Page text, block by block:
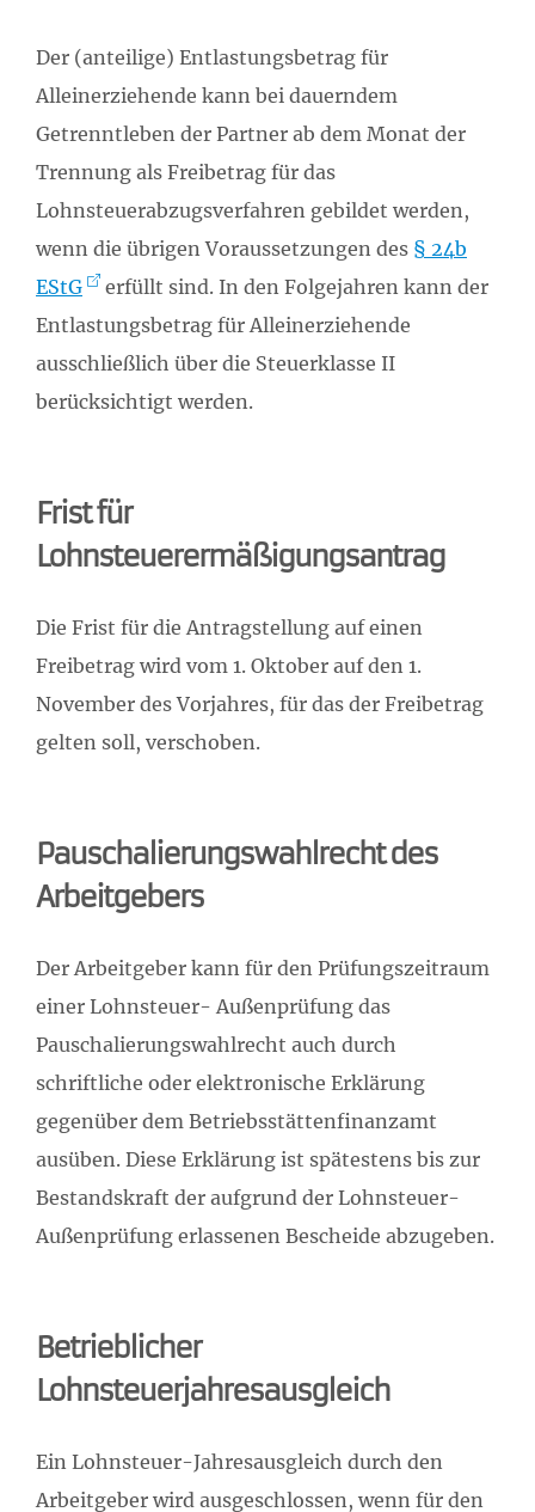
Der (anteilige) Entlastungsbetrag für
Alleinerziehende kann bei dauerndem
Getrenntleben der Partner ab dem Monat der
Trennung als Freibetrag für das
Lohnsteuerabzugsverfahren gebildet werden,
wenn die übrigen Voraussetzungen des § 24b
EStG
erfüllt sind. In den Folgejahren kann der
Entlastungsbetrag für Alleinerziehende
ausschließlich über die Steuerklasse II
berücksichtigt werden.
Frist für
Lohnsteuerermäßigungsantrag
Die Frist für die Antragstellung auf einen
Freibetrag wird vom 1. Oktober auf den 1.
November des Vorjahres, für das der Freibetrag
gelten soll, verschoben.
Pauschalierungswahlrecht des
Arbeitgebers
Der Arbeitgeber kann für den Prüfungszeitraum
einer Lohnsteuer- Außenprüfung das
Pauschalierungswahlrecht auch durch
schriftliche oder elektronische Erklärung
gegenüber dem Betriebsstättenfinanzamt
ausüben. Diese Erklärung ist spätestens bis zur
Bestandskraft der aufgrund der Lohnsteuer-
Außenprüfung erlassenen Bescheide abzugeben.
Betrieblicher
Lohnsteuerjahresausgleich
Ein Lohnsteuer-Jahresausgleich durch den
Arbeitgeber wird ausgeschlossen, wenn für den